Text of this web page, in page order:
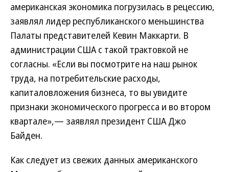
американская экономика погрузилась в рецессию,
заявлял лидер республиканского меньшинства
Палаты представителей Кевин Маккарти. В
администрации США с такой трактовкой не
согласны. «Если вы посмотрите на наш рынок
труда, на потребительские расходы,
капиталовложения бизнеса, то вы увидите
признаки экономического прогресса и во втором
квартале»,— заявлял президент США Джо
Байден.
Как следует из свежих данных американского